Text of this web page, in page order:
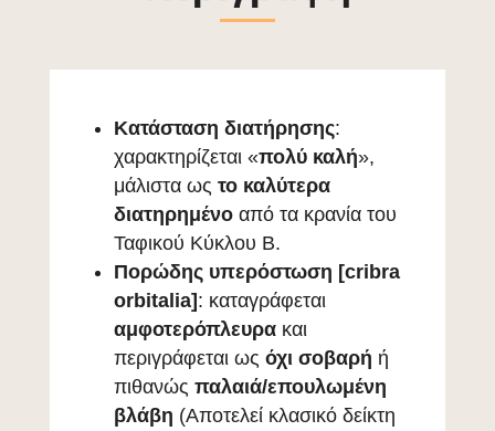
Κατάσταση διατήρησης:
χαρακτηρίζεται «πολύ καλή»,
μάλιστα ως το καλύτερα
διατηρημένοαπό τα κρανία του
Ταφικού Κύκλου Β.
Πορώδης υπερόστωση [cribra
orbitalia]: καταγράφεται
αμφοτερόπλευρακαι
περιγράφεται ως όχι σοβαρή ή
πιθανώς παλαιά/επουλωμένη
βλάβη (Αποτελεί κλασικό δείκτη